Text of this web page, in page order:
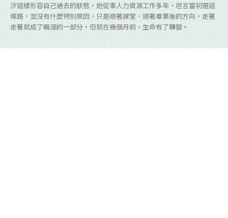
汐這樣形容自己過去的狀態。她從事人力資源工作多年，坦言當初選這
條路，並沒有什麼特別原因，只是順著課堂、順著畢業後的方向，走著
走著就成了職涯的一部分。但就在幾個月前，生命有了轉變。